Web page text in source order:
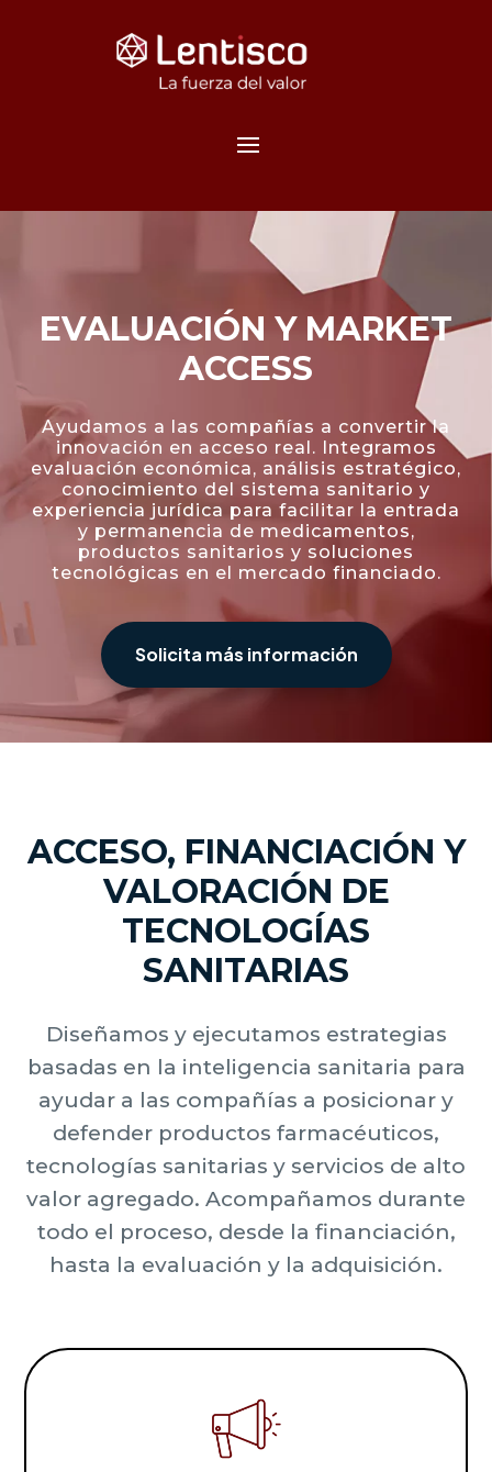
EVALUACIÓN Y MARKET
ACCESS
Ayudamos a las compañías a convertir la
innovación en acceso real. Integramos
evaluación económica, análisis estratégico,
conocimiento del sistema sanitario y
experiencia jurídica para facilitar la entrada
y permanencia de medicamentos,
productos sanitarios y soluciones
tecnológicas en el mercado financiado.
Solicita más información
ACCESO, FINANCIACIÓN Y
VALORACIÓN DE
TECNOLOGÍAS
SANITARIAS
Diseñamos y ejecutamos estrategias
basadas en la inteligencia sanitaria para
ayudar a las compañías a posicionar y
defender productos farmacéuticos,
tecnologías sanitarias y servicios de alto
valor agregado. Acompañamos durante
todo el proceso, desde la financiación,
hasta la evaluación y la adquisición.